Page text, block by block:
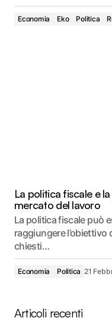
Economia Eko Politica
La politica fiscale e
mercato del lavoro
La politica fiscale può
raggiungere l’obiettivo
chiesti…
Economia Politica 21
Articoli recenti